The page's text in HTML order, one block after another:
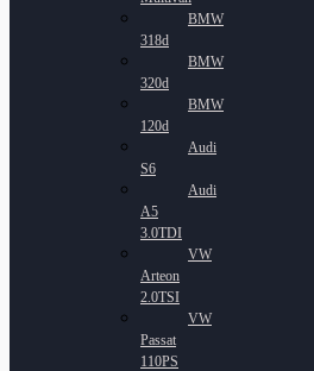
BMW
318d
BMW
320d
BMW
120d
Audi
S6
Audi
A5
3.0TDI
VW
Arteon
2.0TSI
VW
Passat
110PS